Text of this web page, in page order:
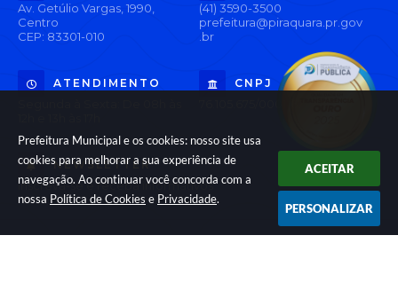
Prefeitura Municipal e os cookies: nosso site usa
cookies para melhorar a sua experiência de
navegação. Ao continuar você concorda com a
nossa Política de Cookies e Privacidade.
ACEITAR
PERSONALIZAR
Av. Getúlio Vargas, 1990,
Centro
CEP: 83301-010
(41) 3590-3500
prefeitura@piraquara.pr.gov
.br
ATENDIMENTO CNPJ
NEWSLETTER
Inscreva-se e receba informativos